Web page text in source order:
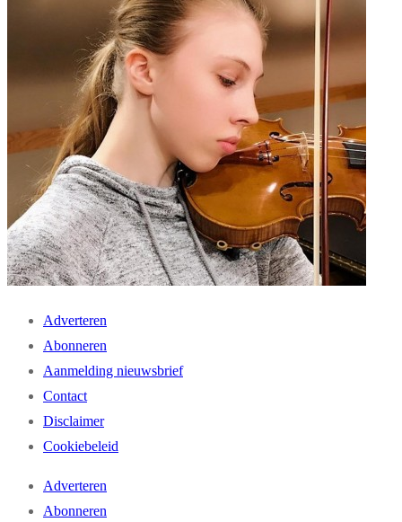
Adverteren
Abonneren
Aanmelding nieuwsbrief
Contact
Disclaimer
Cookiebeleid
Adverteren
Abonneren